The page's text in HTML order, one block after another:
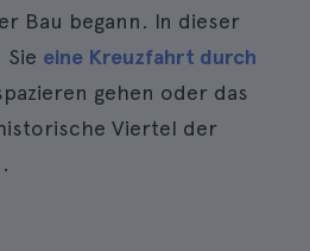
Bau begann. In dieser
Sie eine Kreuzfahrt durch
gehen oder das
Viertel der